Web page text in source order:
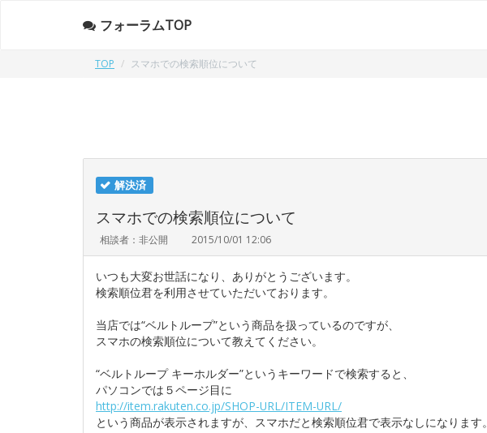
フォーラムTOP
TOP スマホでの検索順位について
解決済
スマホでの検索順位について
相談者：非公開 2015/10/01 12:06
いつも大変お世話になり、ありがとうございます。
検索順位君を利用させていただいております。
当店では“ベルトループ”という商品を扱っているのですが、
スマホの検索順位について教えてください。
“ベルトループ キーホルダー”というキーワードで検索すると、
パソコンでは５ページ目に
http://item.rakuten.co.jp/SHOP-URL/ITEM-URL/
という商品が表示されますが、スマホだと検索順位君で表示なしになります。